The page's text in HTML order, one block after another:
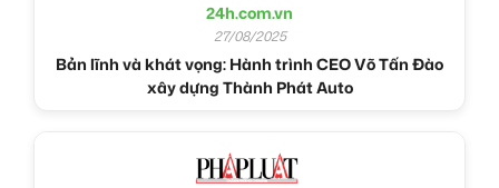
24h.com.vn
27/08/2025
Bản lĩnh và khát vọng: Hành trình CEO Võ Tấn Đào
xây dựng Thành Phát Auto